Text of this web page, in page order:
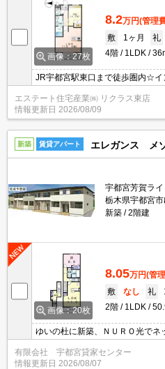
画像：27枚
8.2万円(管理
敷
1ヶ月 礼
4階
1LDK
JR宇都宮駅東口まで徒歩圏内☆イ
エステート住宅産業㈱ リクラス東店
情報更新日 2026/08/09
新築 賃貸アパート エレガンス メ
宇都宮芳賀ラ
栃木県宇都宮
新築
2階建
画像：20枚
8.05万円(管
敷
なし 礼
2階
1LDK
ゆいの杜に新築、ＮＵＲＯ光でネ
有限会社 宇都宮貸家センター
情報更新日 2026/08/07